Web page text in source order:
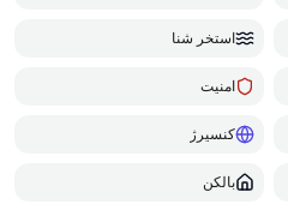
استخر شنا
امنیت
کنسیرژ
بالکن